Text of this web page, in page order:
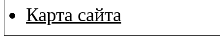
Карта сайта